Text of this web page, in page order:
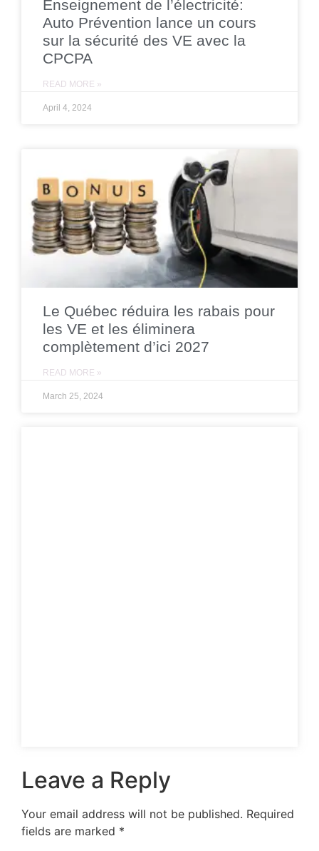
Enseignement de l’électricité:
Auto Prévention lance un cours
sur la sécurité des VE avec la
CPCPA
READ MORE »
April 4, 2024
Le Québec réduira les rabais pour
les VE et les éliminera
complètement d’ici 2027
READ MORE »
March 25, 2024
Leave a Reply
Your email address will not be published. Required
fields are marked *